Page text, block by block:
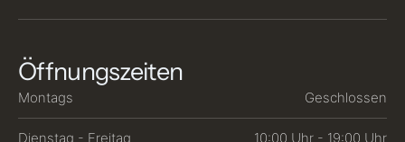
Öffnungszeiten
Montags Geschlossen
Dienstag - Freitag 10:00 Uhr - 19:00 Uhr